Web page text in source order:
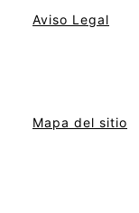
Aviso Legal
Mapa del sitio